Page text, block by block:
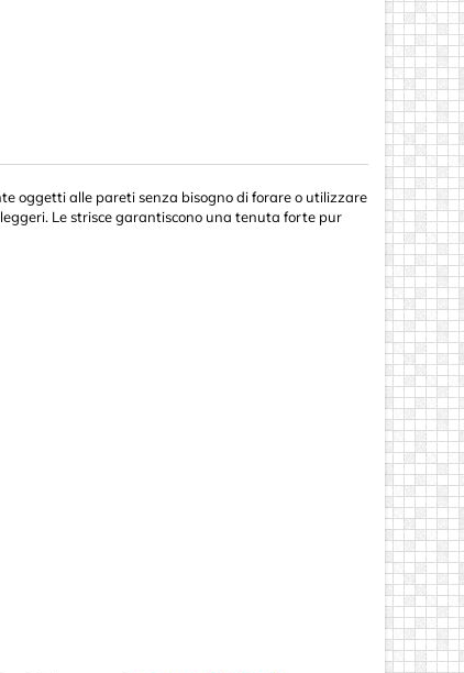
oggetti alle pareti senza bisogno di forare o utilizzare
Le strisce garantiscono una tenuta forte pur